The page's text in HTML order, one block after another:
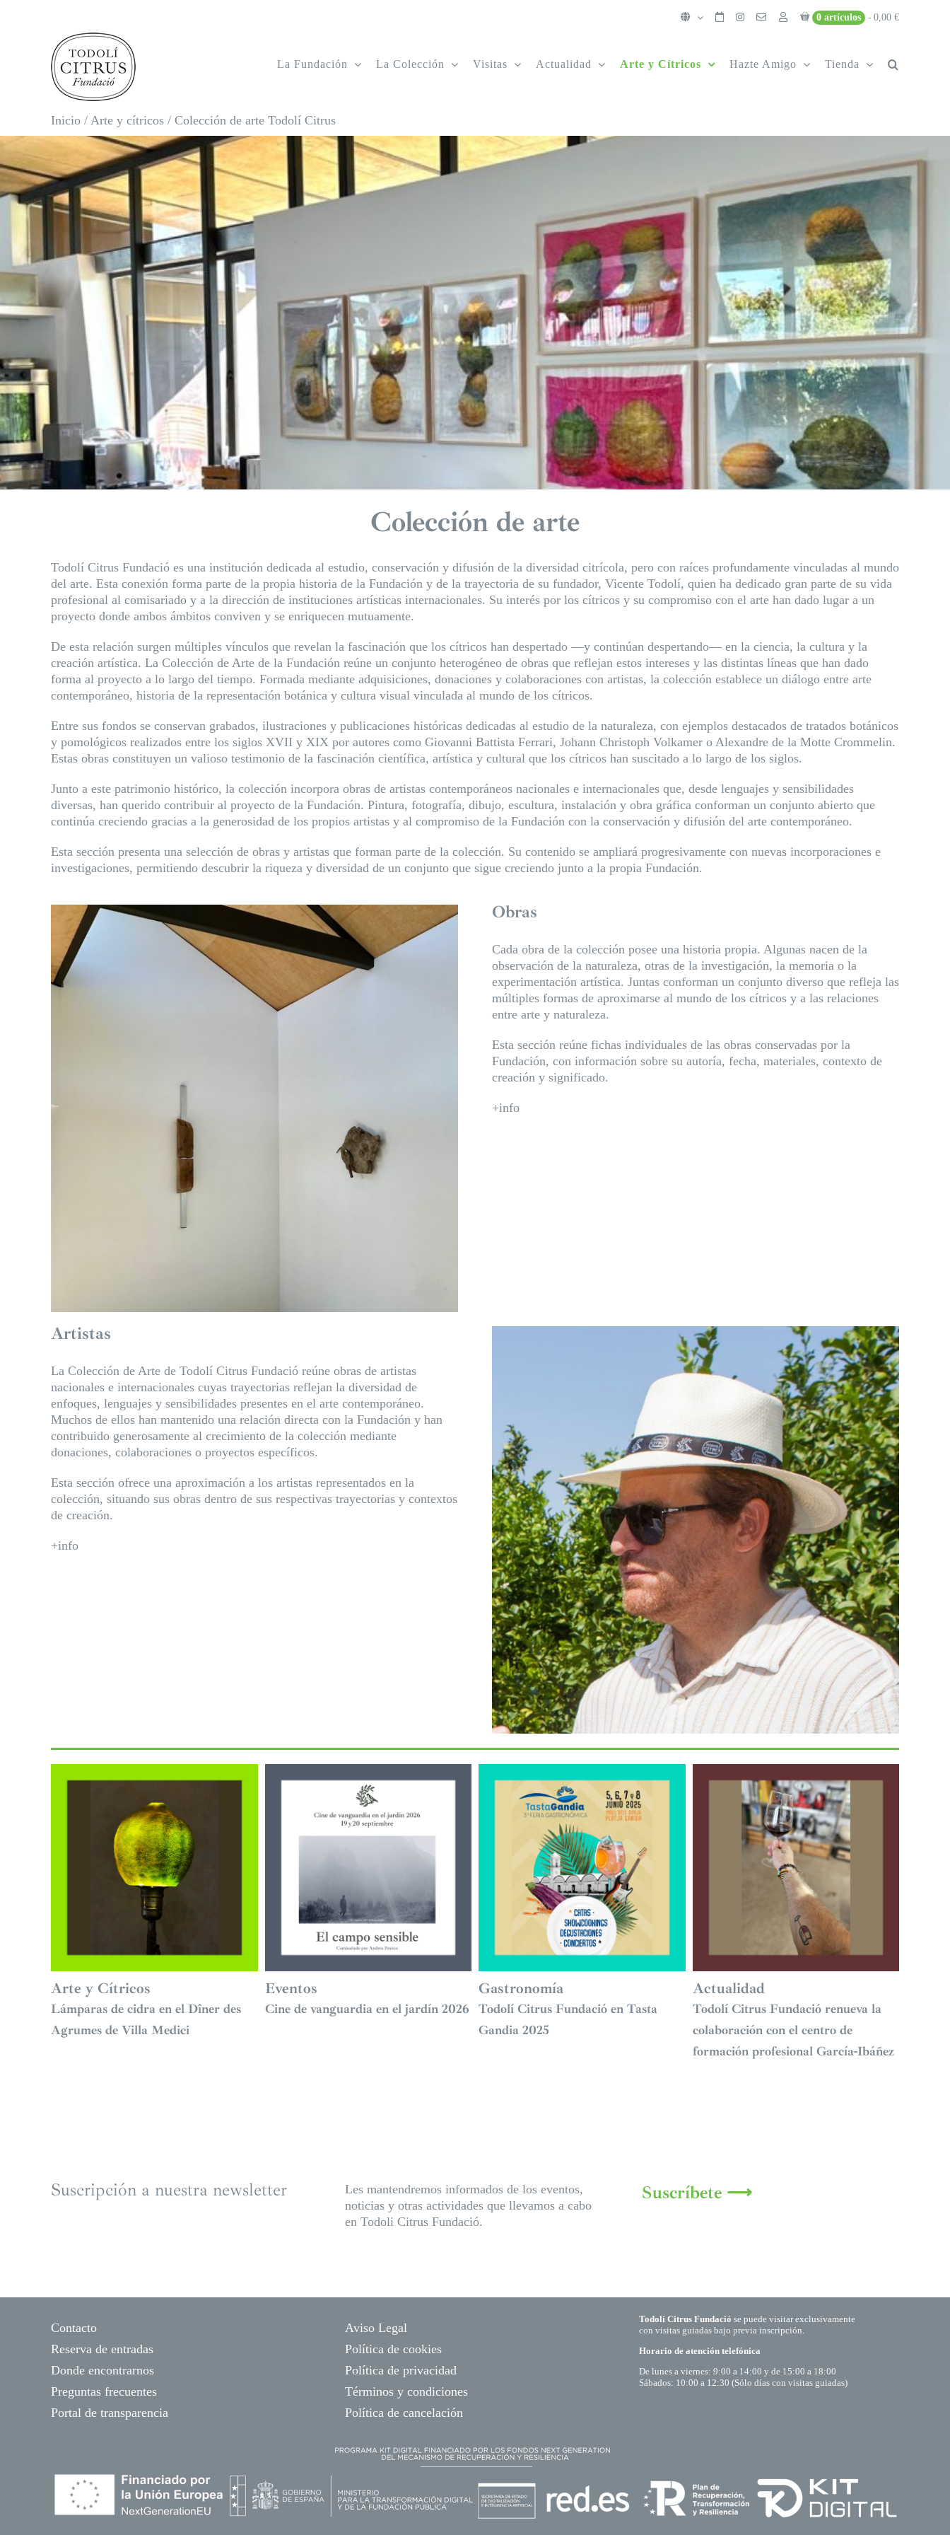
0 artículos 0,00 €
La Fundación La Colección Visitas Actualidad Arte y Cítricos Hazte Amigo Tienda
Inicio / Arte y cítricos / Colección de arte Todolí Citrus
Colección de arte
Todolí Citrus Fundació es una institución dedicada al estudio, conservación y difusión de la diversidad citrícola, pero con raíces profundamente vinculadas al mundo
del arte. Esta conexión forma parte de la propia historia de la Fundación y de la trayectoria de su fundador, Vicente Todolí, quien ha dedicado gran parte de su vida
profesional al comisariado y a la dirección de instituciones artísticas internacionales. Su interés por los cítricos y su compromiso con el arte han dado lugar a un
proyecto donde ambos ámbitos conviven y se enriquecen mutuamente.
De esta relación surgen múltiples vínculos que revelan la fascinación que los cítricos han despertado —y continúan despertando— en la ciencia, la cultura y la
creación artística. La Colección de Arte de la Fundación reúne un conjunto heterogéneo de obras que reflejan estos intereses y las distintas líneas que han dado
forma al proyecto a lo largo del tiempo. Formada mediante adquisiciones, donaciones y colaboraciones con artistas, la colección establece un diálogo entre arte
contemporáneo, historia de la representación botánica y cultura visual vinculada al mundo de los cítricos.
Entre sus fondos se conservan grabados, ilustraciones y publicaciones históricas dedicadas al estudio de la naturaleza, con ejemplos destacados de tratados botánicos
y pomológicos realizados entre los siglos XVII y XIX por autores como Giovanni Battista Ferrari, Johann Christoph Volkamer o Alexandre de la Motte Crommelin.
Estas obras constituyen un valioso testimonio de la fascinación científica, artística y cultural que los cítricos han suscitado a lo largo de los siglos.
Junto a este patrimonio histórico, la colección incorpora obras de artistas contemporáneos nacionales e internacionales que, desde lenguajes y sensibilidades
diversas, han querido contribuir al proyecto de la Fundación. Pintura, fotografía, dibujo, escultura, instalación y obra gráfica conforman un conjunto abierto que
continúa creciendo gracias a la generosidad de los propios artistas y al compromiso de la Fundación con la conservación y difusión del arte contemporáneo.
Esta sección presenta una selección de obras y artistas que forman parte de la colección. Su contenido se ampliará progresivamente con nuevas incorporaciones e
investigaciones, permitiendo descubrir la riqueza y diversidad de un conjunto que sigue creciendo junto a la propia Fundación.
Obras
Cada obra de la colección posee una historia propia. Algunas nacen de la
observación de la naturaleza, otras de la investigación, la memoria o la
experimentación artística. Juntas conforman un conjunto diverso que refleja las
múltiples formas de aproximarse al mundo de los cítricos y a las relaciones
entre arte y naturaleza.
Esta sección reúne fichas individuales de las obras conservadas por la
Fundación, con información sobre su autoría, fecha, materiales, contexto de
creación y significado.
+info
Artistas
La Colección de Arte de Todolí Citrus Fundació reúne obras de artistas
nacionales e internacionales cuyas trayectorias reflejan la diversidad de
enfoques, lenguajes y sensibilidades presentes en el arte contemporáneo.
Muchos de ellos han mantenido una relación directa con la Fundación y han
contribuido generosamente al crecimiento de la colección mediante
donaciones, colaboraciones o proyectos específicos.
Esta sección ofrece una aproximación a los artistas representados en la
colección, situando sus obras dentro de sus respectivas trayectorias y contextos
de creación.
+info
Arte y Cítricos
Lámparas de cidra en el Dîner des
Agrumes de Villa Medici
Eventos
Cine de vanguardia en el jardín 2026
Gastronomía
Todolí Citrus Fundació en Tasta
Gandia 2025
Actualidad
Todolí Citrus Fundació renueva la
colaboración con el centro de
formación profesional García-Ibáñez
Suscripción a nuestra newsletter
Les mantendremos informados de los eventos,
noticias y otras actividades que llevamos a cabo
en Todoli Citrus Fundació.
Suscríbete ⟶
Contacto
Reserva de entradas
Donde encontrarnos
Preguntas frecuentes
Portal de transparencia
Aviso Legal
Política de cookies
Política de privacidad
Términos y condiciones
Política de cancelación
Todolí Citrus Fundació se puede visitar exclusivamente
con visitas guiadas bajo previa inscripción.
Horario de atención telefónica
De lunes a viernes: 9:00 a 14:00 y de 15:00 a 18:00
Sábados: 10:00 a 12:30 (Sólo días con visitas guiadas)